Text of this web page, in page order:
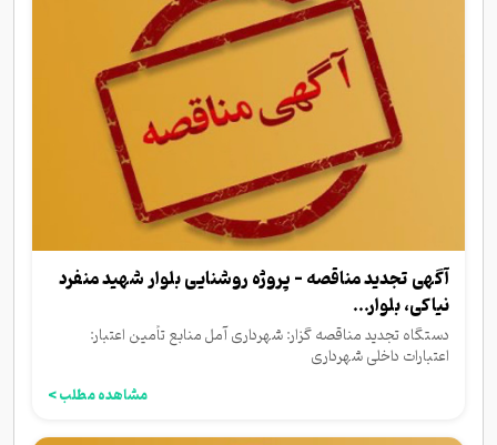
آگهی تجدید مناقصه - پروژه روشنایی بلوار شهید منفرد
نیاکی، بلوار...
دستگاه تجدید مناقصه گزار: شهرداری آمل منابع تأمین اعتبار:
اعتبارات داخلی شهرداری
مشاهده مطلب >